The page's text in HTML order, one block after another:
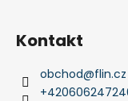
Kontakt
obchod@flin.cz